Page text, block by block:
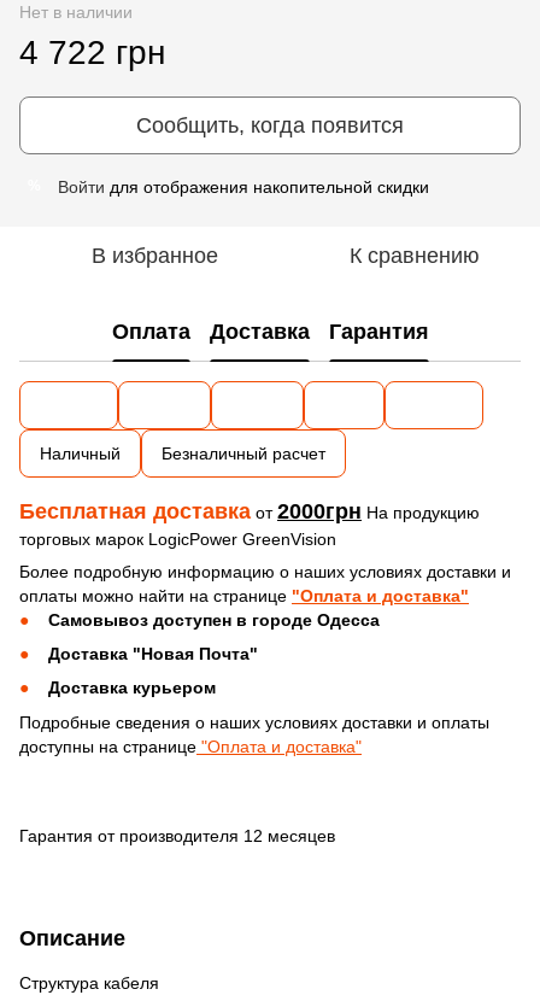
Нет в наличии
4 722 грн
Сообщить, когда появится
Войти для отображения накопительной скидки
В избранное К сравнению
Описание
Структура кабеля
Оплата Доставка Гарантия
Наличный Безналичный расчет
Бесплатная доставка от2000грн На продукцию
торговых марок LogicPower GreenVision
Более подробную информацию о наших условиях доставки и
оплаты можно найти на странице "Оплата и доставка"
Самовывоз доступен в городе Одесса
Доставка "Новая Почта"
Доставка курьером
Подробные сведения о наших условиях доставки и оплаты
доступны на странице "Оплата и доставка"
Гарантия от производителя 12 месяцев